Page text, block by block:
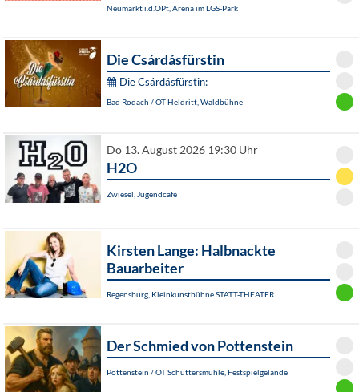
Neumarkt i.d.OPf., Arena im LGS-Park
Die Csárdásfürstin
Die Csárdásfürstin:
Bad Rodach / OT Heldritt, Waldbühne
Do 13. August 2026 19:30 Uhr
H2O
Zwiesel, Jugendcafé
Kirsten Lange: Halbnackte
Bauarbeiter
Regensburg, Kleinkunstbühne STATT-THEATER
Der Schmied von Pottenstein
Pottenstein / OT Schüttersmühle, Festspielgelände